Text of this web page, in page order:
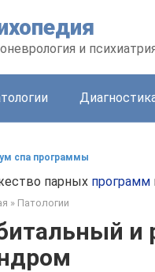
и
спа программы
парных программ
» Патологии
и